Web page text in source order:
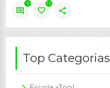
comment
0
favorite
13
share
Top Categorias